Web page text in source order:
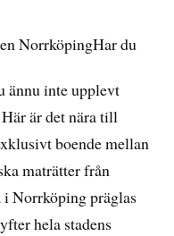
Har du
ännu inte upplevt
är det nära till
boende mellan
maträtter från
i Norrköping präglas
hela stadens